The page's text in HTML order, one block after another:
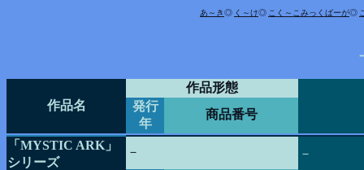
あ～き◎ く～け◎ こ く ～こ みっくばーが◎
作品名
作品形態
発行
年
商品番号
「MYSTIC ARK」
シリーズ
－ －